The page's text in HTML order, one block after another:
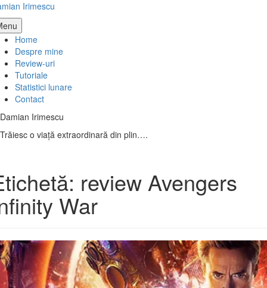
Skip
to
content
Irimescu
Home
Despre mine
Review-uri
Tutoriale
Statistici lunare
Contact
Damian Irimescu
Trăiesc o viață extraordinară din plin….
review Avengers
War